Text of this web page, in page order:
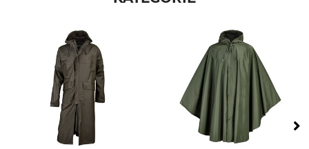
geräuscharm
wärmeisolierend
Jahreszeit
Winter
Wasserdichtigkeit
wasserabweisend